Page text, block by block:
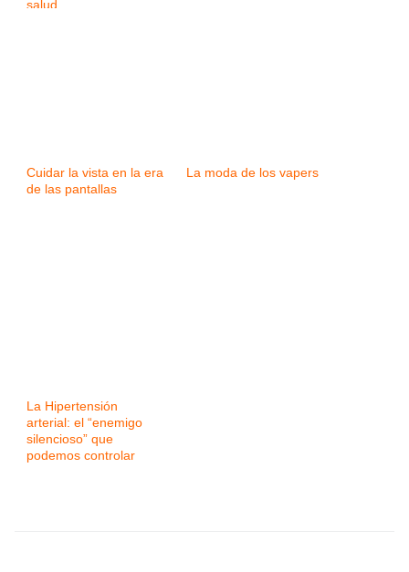
salud
Cuidar la vista en la era
de las pantallas
La moda de los vapers
La Hipertensión
arterial: el “enemigo
silencioso” que
podemos controlar